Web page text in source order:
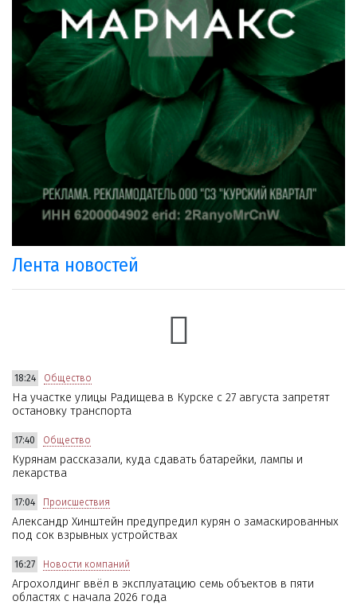
Лента новостей
18:24 Общество
На участке улицы Радищева в Курске с 27 августа запретят
остановку транспорта
17:40 Общество
Курянам рассказали, куда сдавать батарейки, лампы и
лекарства
17:04 Происшествия
Александр Хинштейн предупредил курян о замаскированных
под сок взрывных устройствах
16:27 Новости компаний
Агрохолдинг ввёл в эксплуатацию семь объектов в пяти
областях с начала 2026 года